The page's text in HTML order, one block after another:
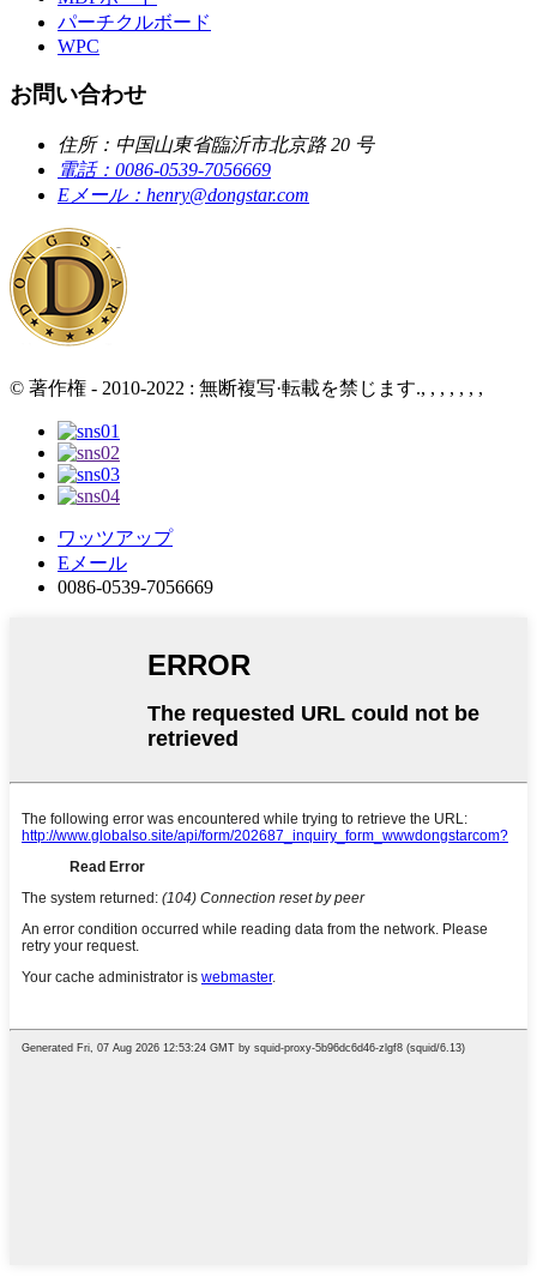
パーチクルボード
WPC
お問い合わせ
住所： 中国山東省臨沂市北京路 20 号
電話： 0086-0539-7056669
Eメール： henry@dongstar.com
© 著作権 - 2010-2022 : 無断複写·転載を禁じます., , , , , , ,
ワッツアップ
Eメール
0086-0539-7056669